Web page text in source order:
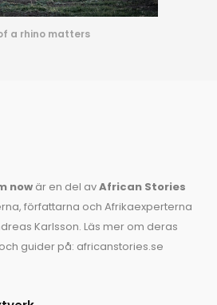
a rhino matters
now är en del avAfrican Stories
författarna och Afrikaexperterna
Karlsson. Läs mer om deras
guider på: africanstories.se